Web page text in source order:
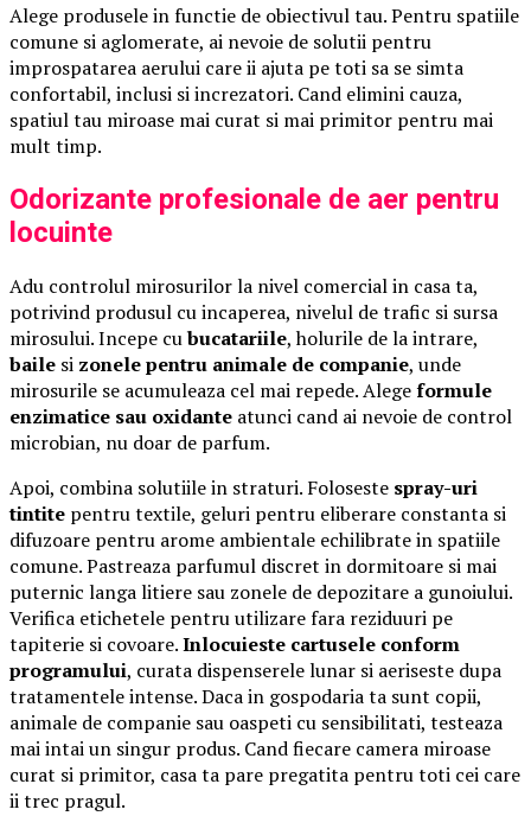
Alege produsele in functie de obiectivul tau. Pentru spatiile
comune si aglomerate, ai nevoie de solutii pentru
improspatarea aerului care ii ajuta pe toti sa se simta
confortabil, inclusi si increzatori. Cand elimini cauza,
spatiul tau miroase mai curat si mai primitor pentru mai
mult timp.
Odorizante profesionale de aer pentru
locuinte
Adu controlul mirosurilor la nivel comercial in casa ta,
potrivind produsul cu incaperea, nivelul de trafic si sursa
mirosului. Incepe cubucatariile, holurile de la intrare,
baile si zonele pentru animale de companie, unde
mirosurile se acumuleaza cel mai repede. Alegeformule
enzimatice sau oxidante atunci cand ai nevoie de control
microbian, nu doar de parfum.
Apoi, combina solutiile in straturi. Foloseste spray-uri
tintite pentru textile, geluri pentru eliberare constanta si
difuzoare pentru arome ambientale echilibrate in spatiile
comune. Pastreaza parfumul discret in dormitoare si mai
puternic langa litiere sau zonele de depozitare a gunoiului.
Verifica etichetele pentru utilizare fara reziduuri pe
tapiterie si covoare.Inlocuieste cartusele conform
programului, curata dispenserele lunar si aeriseste dupa
tratamentele intense. Daca in gospodaria ta sunt copii,
animale de companie sau oaspeti cu sensibilitati, testeaza
mai intai un singur produs. Cand fiecare camera miroase
curat si primitor, casa ta pare pregatita pentru toti cei care
ii trec pragul.